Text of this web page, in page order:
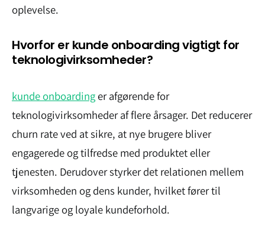
oplevelse.
Hvorfor er kunde onboarding vigtigt for
teknologivirksomheder?
kunde onboarding er afgørende for
teknologivirksomheder af flere årsager. Det reducerer
churn rate ved at sikre, at nye brugere bliver
engagerede og tilfredse med produktet eller
tjenesten. Derudover styrker det relationen mellem
virksomheden og dens kunder, hvilket fører til
langvarige og loyale kundeforhold.